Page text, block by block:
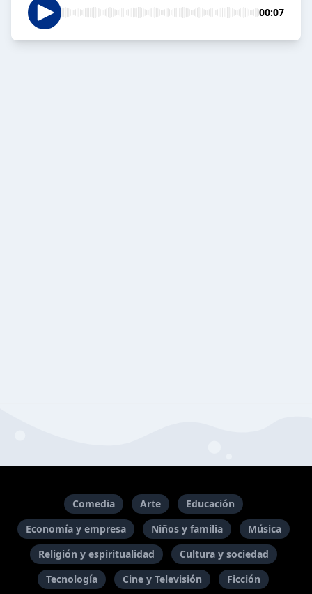
00:07
Comedia Arte
Educación
Economía y empresa
Niños y familia
Música
Religión y espiritualidad
Cultura y sociedad
Tecnología
Cine y Televisión Ficción